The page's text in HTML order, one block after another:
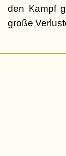
den Kampf
große